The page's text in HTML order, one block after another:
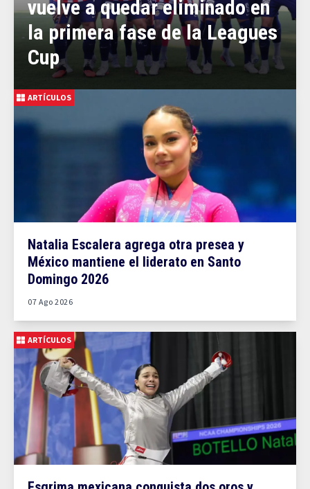
vuelve a quedar eliminado en
la primera fase de la Leagues
Cup
ARTÍCULOS
Natalia Escalera agrega otra presea y
México mantiene el liderato en Santo
Domingo 2026
07 Ago 2026
ARTÍCULOS